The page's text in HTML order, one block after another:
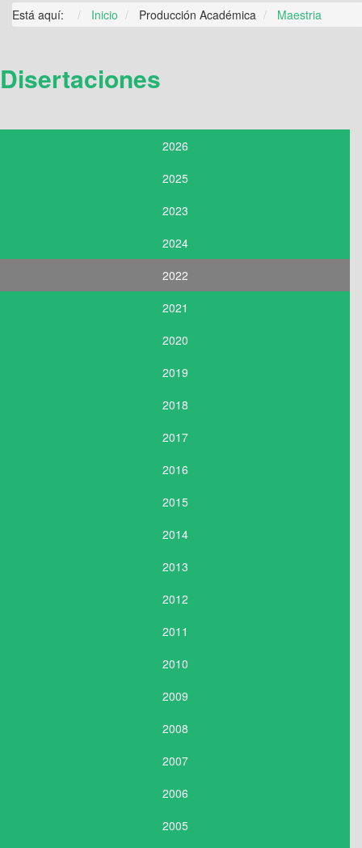
Está aquí: Inicio Producción Académica Maestria
Disertaciones
2026
2025
2023
2024
2022
2021
2020
2019
2018
2017
2016
2015
2014
2013
2012
2011
2010
2009
2008
2007
2006
2005